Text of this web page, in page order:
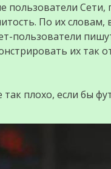
пользователи
По их
пользователи
их так
плохо, если бы